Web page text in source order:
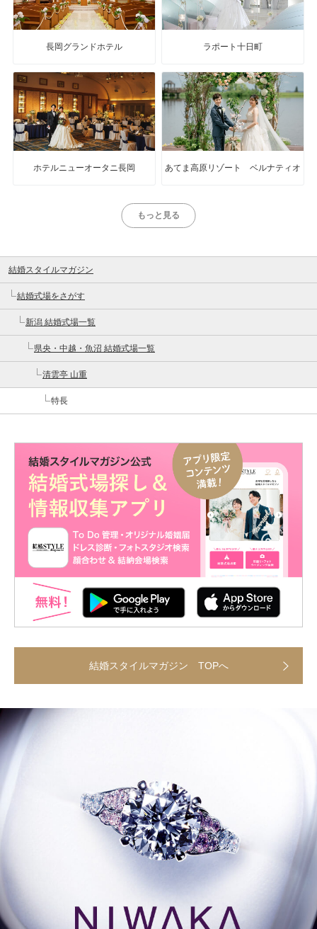
長岡グランドホテル ラポート十日町
ホテルニューオータニ長岡 あてま高原リゾート ベルナティオ
もっと見る
結婚スタイルマガジン
結婚式場をさがす
新潟 結婚式場一覧
県央・中越・魚沼 結婚式場一覧
清雲亭 山重
特長
結婚スタイルマガジン TOPへ